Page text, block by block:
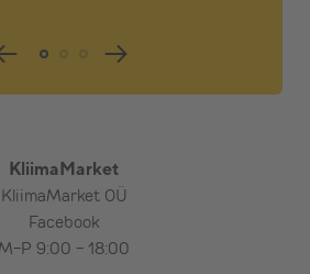
KliimaMarket
KliimaMarket OÜ
Facebook
M-P 9:00 - 18:00